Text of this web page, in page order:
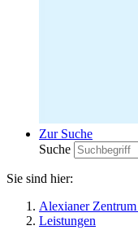
Zur Suche
Suche
Sie sind hier:
Alexianer
Leistungen